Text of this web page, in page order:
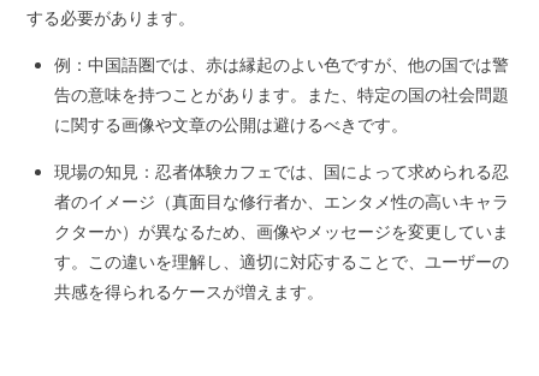
する必要があります。
例：中国語圏では、赤は縁起のよい色ですが、他の国では警
告の意味を持つことがあります。また、特定の国の社会問題
に関する画像や文章の公開は避けるべきです。
現場の知見：忍者体験カフェでは、国によって求められる忍
者のイメージ（真面目な修行者か、エンタメ性の高いキャラ
クターか）が異なるため、画像やメッセージを変更していま
す。この違いを理解し、適切に対応することで、ユーザーの
共感を得られるケースが増えます。